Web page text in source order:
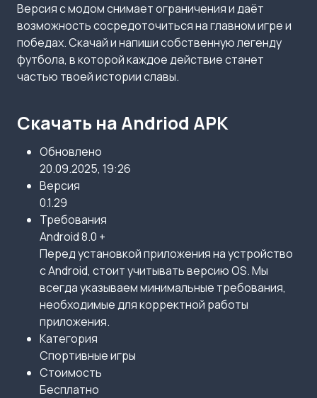
Версия с модом снимает ограничения и даёт
возможность сосредоточиться на главном игре и
победах. Скачай и напиши собственную легенду
футбола, в которой каждое действие станет
частью твоей истории славы.
Скачать на Andriod APK
Обновлено
20.09.2025, 19:26
Версия
0.1.29
Требования
Android 8.0 +
Перед установкой приложения на устройство
с Android, стоит учитывать версию OS. Мы
всегда указываем минимальные требования,
необходимые для корректной работы
приложения.
Категория
Спортивные игры
Стоимость
Бесплатно